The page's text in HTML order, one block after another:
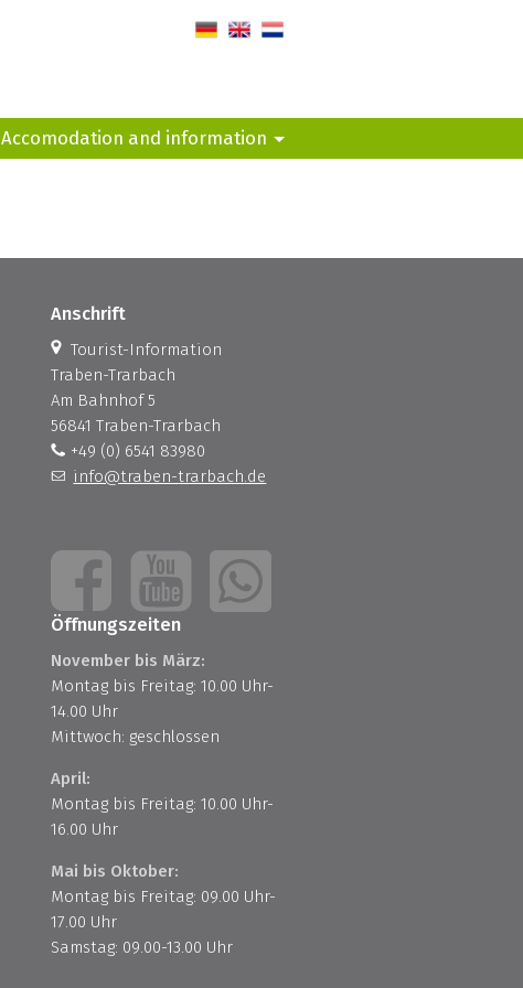
de en nl
Accomodation and information
Anschrift
Tourist-Information
Traben-Trarbach
Am Bahnhof 5
56841 Traben-Trarbach
+49 (0) 6541 83980
info@traben-trarbach.de
Öffnungszeiten
November bis März:
Montag bis Freitag: 10.00 Uhr-
14.00 Uhr
Mittwoch: geschlossen
April:
Montag bis Freitag: 10.00 Uhr-
16.00 Uhr
Mai bis Oktober:
Montag bis Freitag: 09.00 Uhr-
17.00 Uhr
Samstag: 09.00-13.00 Uhr